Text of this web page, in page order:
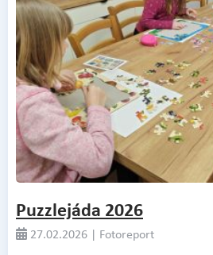
Puzzlejáda 2026
27.02.2026 | Fotoreport